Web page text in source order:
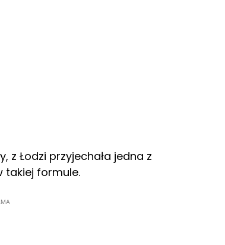
z Łodzi przyjechała jedna z
takiej formule.